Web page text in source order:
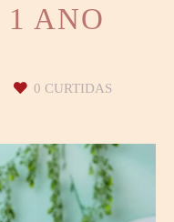
ANO
0 CURTIDAS